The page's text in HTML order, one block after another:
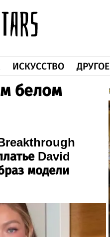
ИСКУССТВО ДРУГОЕ
белом
David
модели